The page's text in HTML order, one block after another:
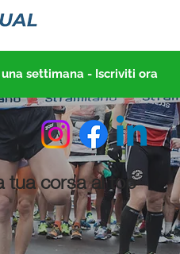
- Iscriviti ora
tua corsa al top
settimana - Iscriviti ora